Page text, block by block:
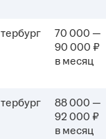
70 000 —
90 000 ₽
в месяц
88 000 —
92 000 ₽
в месяц